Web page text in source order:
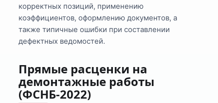
корректных позиций, применению
коэффициентов, оформлению документов, а
также типичные ошибки при составлении
дефектных ведомостей.
Прямые расценки на
демонтажные работы
(ФСНБ-2022)